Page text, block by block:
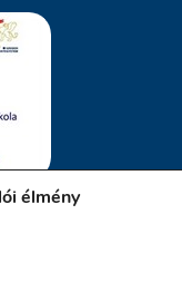
élmény